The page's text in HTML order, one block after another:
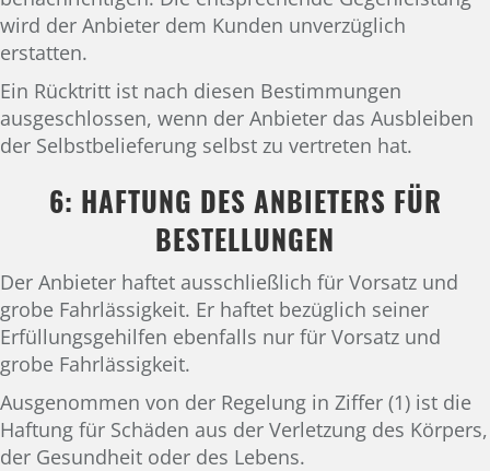
wird der Anbieter dem Kunden unverzüglich
erstatten.
Ein Rücktritt ist nach diesen Bestimmungen
ausgeschlossen, wenn der Anbieter das Ausbleiben
der Selbstbelieferung selbst zu vertreten hat.
6: HAFTUNG DES ANBIETERS FÜR
BESTELLUNGEN
Der Anbieter haftet ausschließlich für Vorsatz und
grobe Fahrlässigkeit. Er haftet bezüglich seiner
Erfüllungsgehilfen ebenfalls nur für Vorsatz und
grobe Fahrlässigkeit.
Ausgenommen von der Regelung in Ziffer (1) ist die
Haftung für Schäden aus der Verletzung des Körpers,
der Gesundheit oder des Lebens.